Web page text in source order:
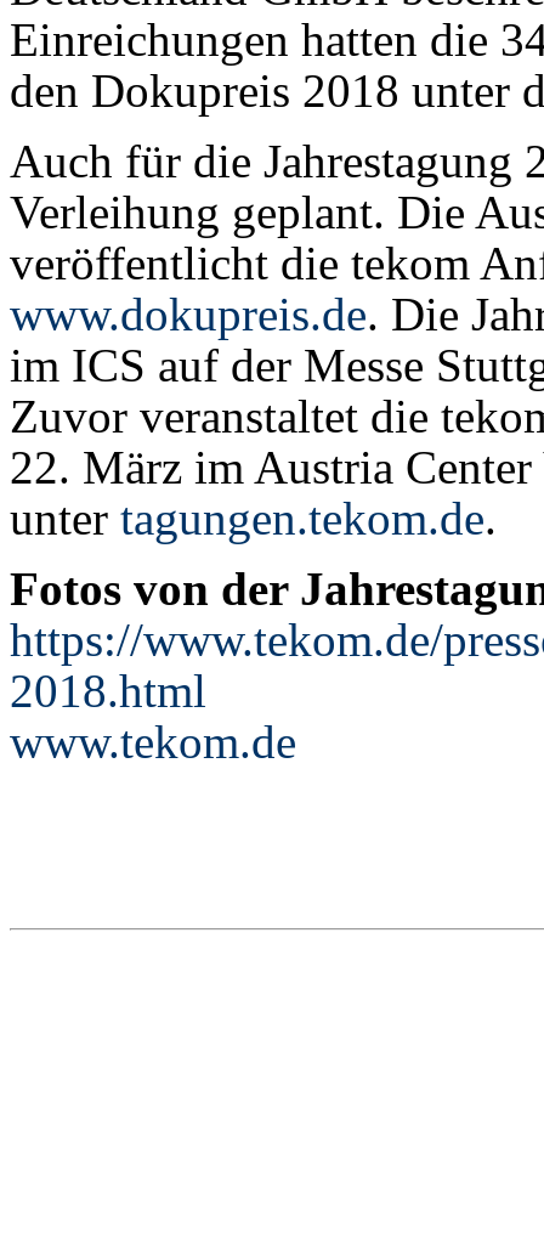
Einreichungen hatten die
den Dokupreis 2018 unter
Auch für die Jahrestagung
Verleihung geplant. Die
veröffentlicht die tekom
www.dokupreis.de. Die
im ICS auf der Messe
Zuvor veranstaltet die
22. März im Austria
unter tagungen.tekom.de.
Fotos von der
https://www.tekom.de/
2018.html
www.tekom.de